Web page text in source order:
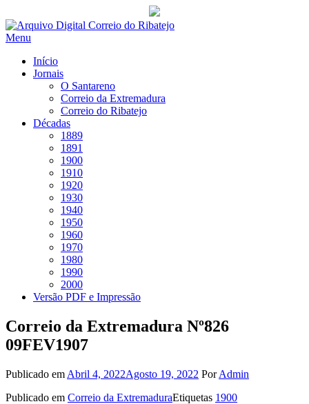
Saltar
para
Menu
Início
Jornais
O Santareno
Correio da Extremadura
Correio do Ribatejo
Décadas
1889
1891
1900
1910
1920
1930
1940
1950
1960
1970
1980
1990
2000
Versão PDF e Impressão
Correio da Extremadura Nº826
09FEV1907
Publicado em Abril 4, 2022Agosto 19, 2022 PorAdmin
Publicado em Correio da ExtremaduraEtiquetas 1900